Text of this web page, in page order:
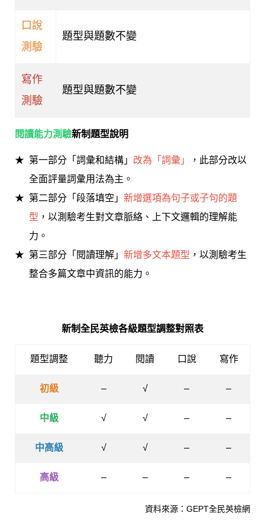
口說
測驗
題型與題數不變
寫作
測驗
題型與題數不變
閱讀能力測驗新制題型說明
第一部分「詞彙和結構」 改為「詞彙」
，此部分改以
全面評量詞彙用法為主。
第二部分「段落填空」 新增選項為句子或子句的題
型 ，以測驗考生對文章脈絡、上下文邏輯的理解能
力。
第三部分「閱讀理解」 新增多文本題型 ，以測驗考生
整合多篇文章中資訊的能力。
新制全民英檢各級題型調整對照表
題型調整 聽力 閱讀 口說 寫作
初級 – √ – –
中級 √ √ – –
中高級 √ √ – –
高級 – – – –
資料來源：GEPT全民英檢網